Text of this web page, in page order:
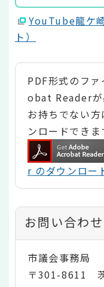
YouTube龍ケ
ト）
PDF形式のフ
obat Readerが
お持ちでない
ンロードできま
r のダウンロー
お問い合わせ
市議会事務局
〒301-8611